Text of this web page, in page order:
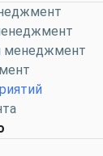
менеджмент